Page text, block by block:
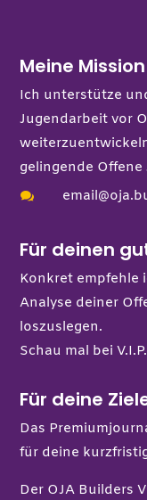
Meine Mission
Ich unterstütze
Jugendarbeit vor
gelingende

Für deinen
Konkret empfehle
Analyse deiner
loszuslegen.
Schau mal beiV.I.P.
Für deine
Das
für deine
Der OJA Builders